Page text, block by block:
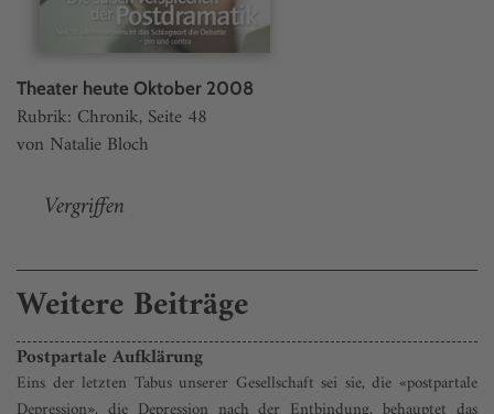
Theater heute Oktober 2008
Rubrik: Chronik, Seite 48
von Natalie Bloch
Vergriffen
Weitere Beiträge
Postpartale Aufklärung
Eins der letzten Tabus unserer Gesellschaft sei sie, die «postpartale